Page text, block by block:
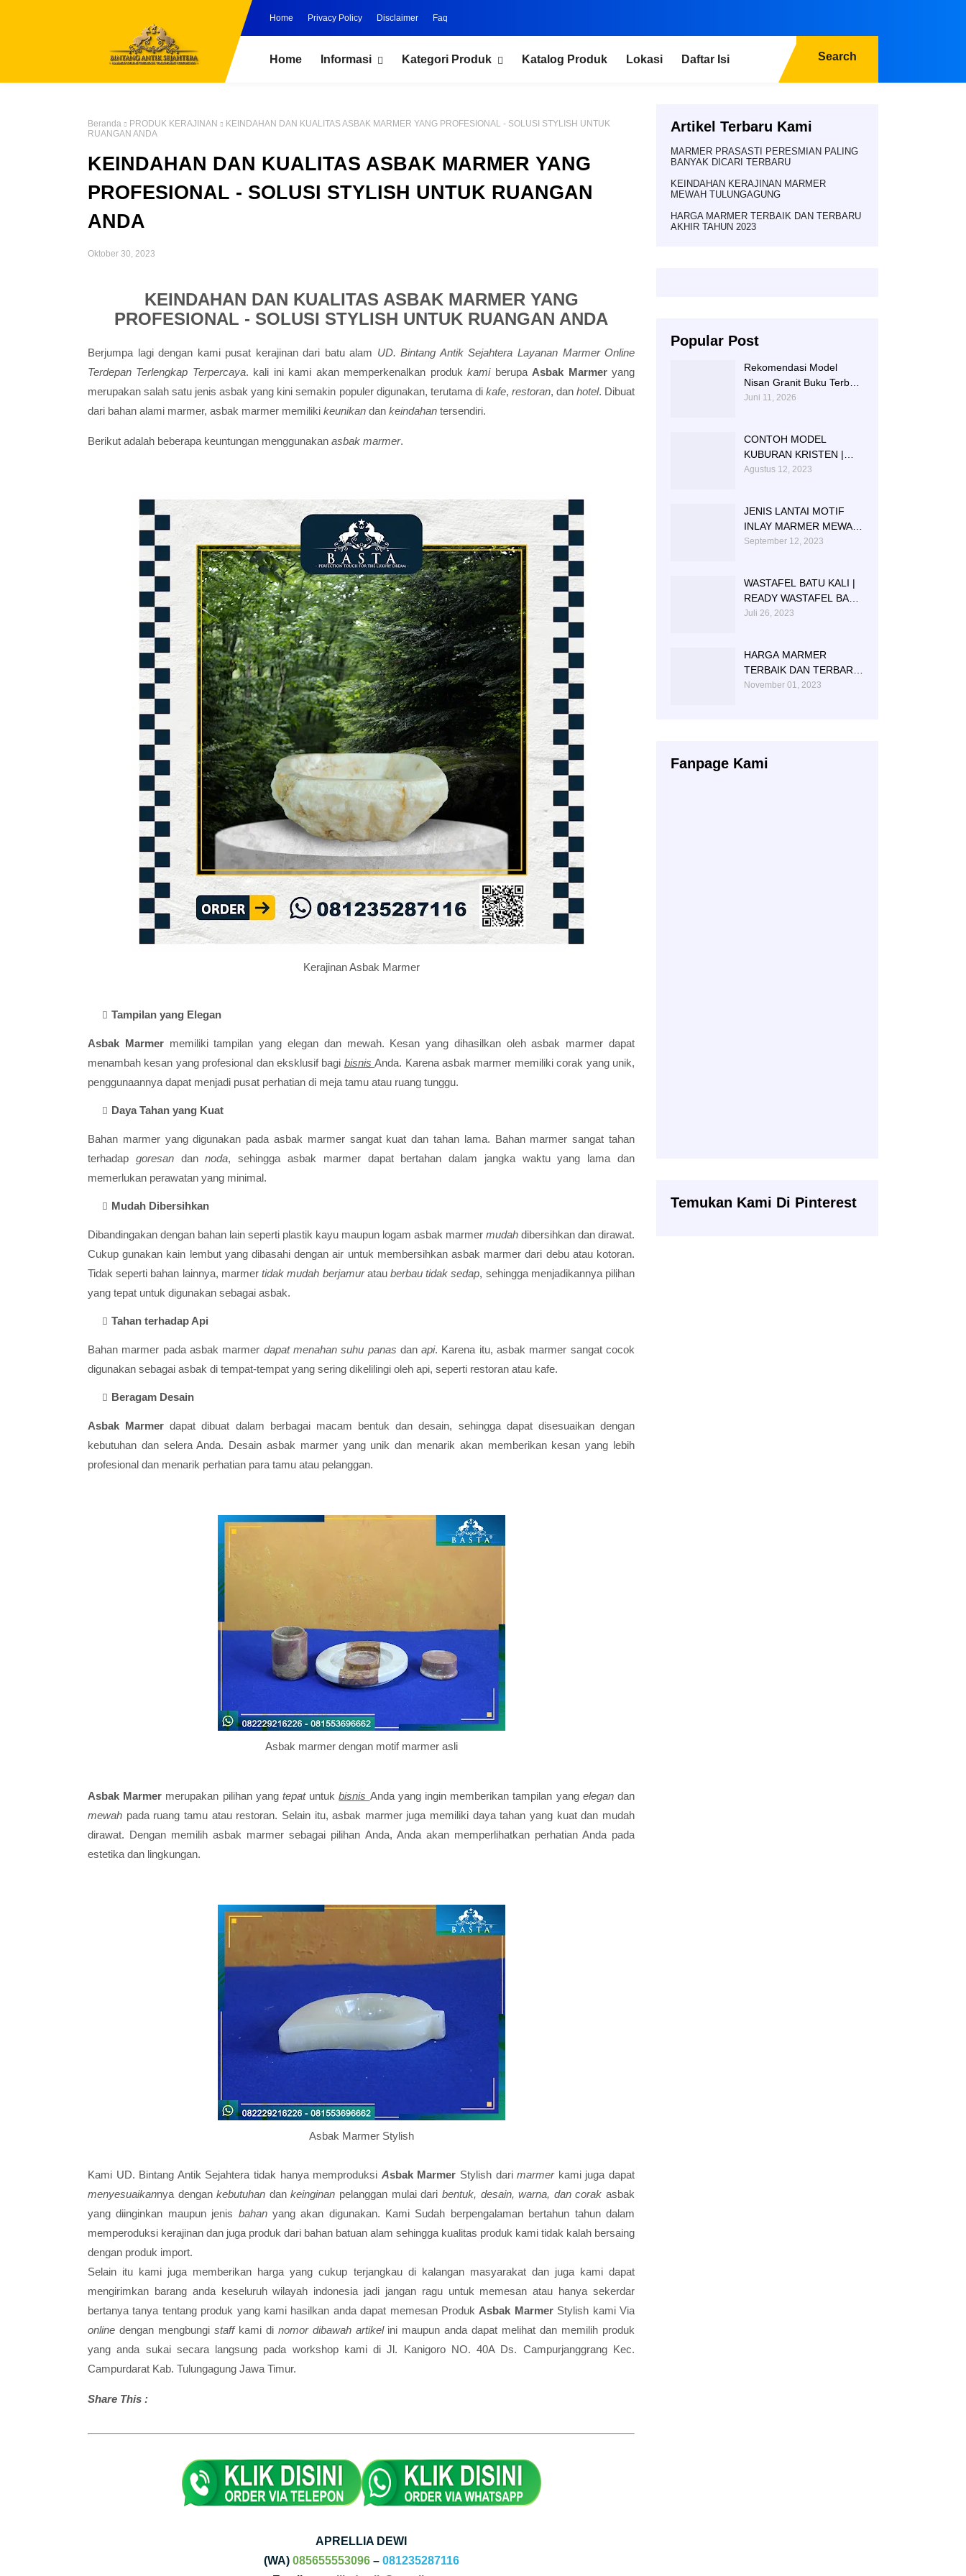
Home Privacy Policy Disclaimer Faq
Home Informasi Kategori Produk Katalog Produk Lokasi Daftar Isi Search
Beranda PRODUK KERAJINAN
KEINDAHAN DAN KUALITAS ASBAK MARMER YANG PROFESIONAL - SOLUSI STYLISH UNTUK
RUANGAN ANDA
KEINDAHAN DAN KUALITAS ASBAK MARMER YANG
PROFESIONAL - SOLUSI STYLISH UNTUK RUANGAN
ANDA
Oktober 30, 2023
KEINDAHAN DAN KUALITAS ASBAK MARMER YANG
PROFESIONAL - SOLUSI STYLISH UNTUK RUANGAN ANDA
Berjumpa lagi dengan kami pusat kerajinan dari batu alam UD. Bintang Antik Sejahtera Layanan Marmer Online
Terdepan Terlengkap Terpercaya. kali ini kami akan memperkenalkan produkkami berupa Asbak Marmer yang
merupakan salah satu jenis asbak yang kini semakin populer digunakan, terutama di kafe, restoran, dan hotel. Dibuat
dari bahan alami marmer, asbak marmer memiliki keunikan dan keindahan tersendiri.
Berikut adalah beberapa keuntungan menggunakan asbak marmer.
Kerajinan Asbak Marmer
Tampilan yang Elegan
Asbak Marmer memiliki tampilan yang elegan dan mewah. Kesan yang dihasilkan oleh asbak marmer dapat
menambah kesan yang profesional dan eksklusif bagi bisnisAnda. Karena asbak marmer memiliki corak yang unik,
penggunaannya dapat menjadi pusat perhatian di meja tamu atau ruang tunggu.
Daya Tahan yang Kuat
Bahan marmer yang digunakan pada asbak marmer sangat kuat dan tahan lama. Bahan marmer sangat tahan
terhadap goresan dannoda, sehingga asbak marmer dapat bertahan dalam jangka waktu yang lama dan
memerlukan perawatan yang minimal.
Mudah Dibersihkan
Dibandingakan dengan bahan lain seperti plastik kayu maupun logam asbak marmer mudah dibersihkan dan dirawat.
Cukup gunakan kain lembut yang dibasahi dengan air untuk membersihkan asbak marmer dari debu atau kotoran.
Tidak seperti bahan lainnya, marmertidak mudah berjamuratau berbau tidak sedap, sehingga menjadikannya pilihan
yang tepat untuk digunakan sebagai asbak.
Tahan terhadap Api
Bahan marmer pada asbak marmer dapat menahan suhu panas danapi. Karena itu, asbak marmer sangat cocok
digunakan sebagai asbak di tempat-tempat yang sering dikelilingi oleh api, seperti restoran atau kafe.
Beragam Desain
Asbak Marmer dapat dibuat dalam berbagai macam bentuk dan desain, sehingga dapat disesuaikan dengan
kebutuhan dan selera Anda. Desain asbak marmer yang unik dan menarik akan memberikan kesan yang lebih
profesional dan menarik perhatian para tamu atau pelanggan.
Asbak marmer dengan motif marmer asli
Asbak Marmer merupakan pilihan yangtepat untukbisnis Anda yang ingin memberikan tampilan yang elegandan
mewah pada ruang tamu atau restoran. Selain itu, asbak marmer juga memiliki daya tahan yang kuat dan mudah
dirawat. Dengan memilih asbak marmer sebagai pilihan Anda, Anda akan memperlihatkan perhatian Anda pada
estetika dan lingkungan.
Asbak Marmer Stylish
Kami UD. Bintang Antik Sejahteratidak hanya memproduksi Asbak Marmer Stylish darimarmer kami juga dapat
menyesuaikannya dengankebutuhan dankeinginan pelanggan mulai dari bentuk, desain, warna, dan corakasbak
yang diinginkan maupun jenis bahan yang akan digunakan. Kami Sudah berpengalaman bertahun tahun dalam
memperoduksi kerajinan dan juga produk dari bahan batuan alam sehingga kualitas produk kami tidak kalah bersaing
dengan produk import.
Selain itu kami juga memberikan harga yang cukup terjangkau di kalangan masyarakat dan juga kami dapat
mengirimkan barang anda keseluruh wilayah indonesia jadi jangan ragu untuk memesan atau hanya sekerdar
bertanya tanya tentang produk yang kami hasilkan anda dapat memesan Produk Asbak Marmer Stylish kami Via
online dengan mengbungi staff kami di nomor dibawah artikel ini maupun anda dapat melihat dan memilih produk
yang anda sukai secara langsung pada workshop kami di Jl. Kanigoro NO. 40A Ds. Campurjanggrang Kec.
Campurdarat Kab. Tulungagung Jawa Timur.
Share This :
APRELLIA DEWI
(WA) 085655553096– 081235287116
Artikel Terbaru Kami
MARMER PRASASTI PERESMIAN PALING
BANYAK DICARI TERBARU
KEINDAHAN KERAJINAN MARMER
MEWAH TULUNGAGUNG
HARGA MARMER TERBAIK DAN TERBARU
AKHIR TAHUN 2023
Popular Post
Rekomendasi Model
Nisan Granit Buku Terbaik
Tahun Ini
Juni 11, 2026
CONTOH MODEL
KUBURAN KRISTEN |
MODEL MAKAM
Agustus 12, 2023
JENIS LANTAI MOTIF
INLAY MARMER MEWAH
BERKWALITAS
September 12, 2023
WASTAFEL BATU KALI |
READY WASTAFEL BATU
KALI | WASTAFEL BATU
Juli 26, 2023
HARGA MARMER
TERBAIK DAN TERBARU
AKHIR TAHUN 2023
November 01, 2023
Fanpage Kami
Temukan Kami Di Pinterest